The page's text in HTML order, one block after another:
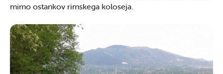
mimo ostankov rimskega koloseja.